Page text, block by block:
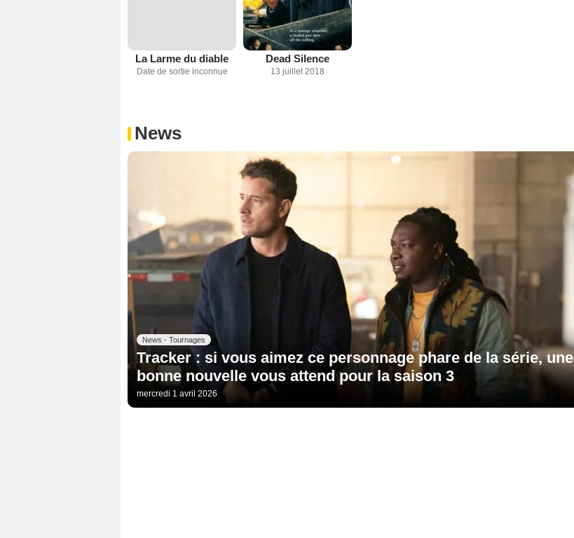
La Larme du diable
Date de sortie inconnue
Dead Silence
13 juillet 2018
News
News - Tournages
Tracker : si vous aimez ce personnage phare de la série, une
bonne nouvelle vous attend pour la saison 3
mercredi 1 avril 2026